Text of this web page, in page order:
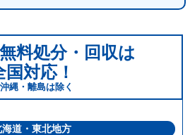
料処分・回収は
国対応！
縄・離島は除く
海道・東北地方